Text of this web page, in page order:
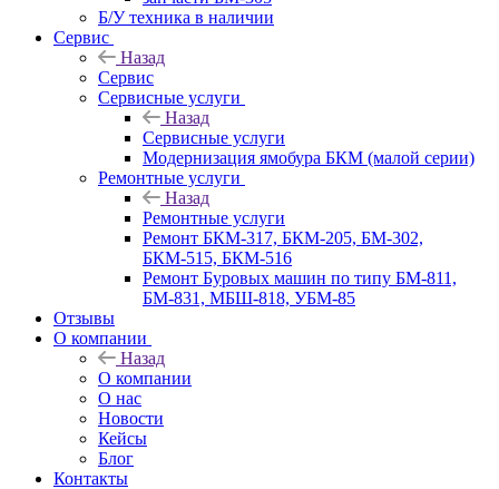
Б/У техника в наличии
Сервис
Назад
Сервис
Сервисные услуги
Назад
Сервисные услуги
Модернизация ямобура БКМ (малой серии)
Ремонтные услуги
Назад
Ремонтные услуги
Ремонт БКМ-317, БКМ-205, БМ-302,
БКМ-515, БКМ-516
Ремонт Буровых машин по типу БМ-811,
БМ-831, МБШ-818, УБМ-85
Отзывы
О компании
Назад
О компании
О нас
Новости
Кейсы
Блог
Контакты